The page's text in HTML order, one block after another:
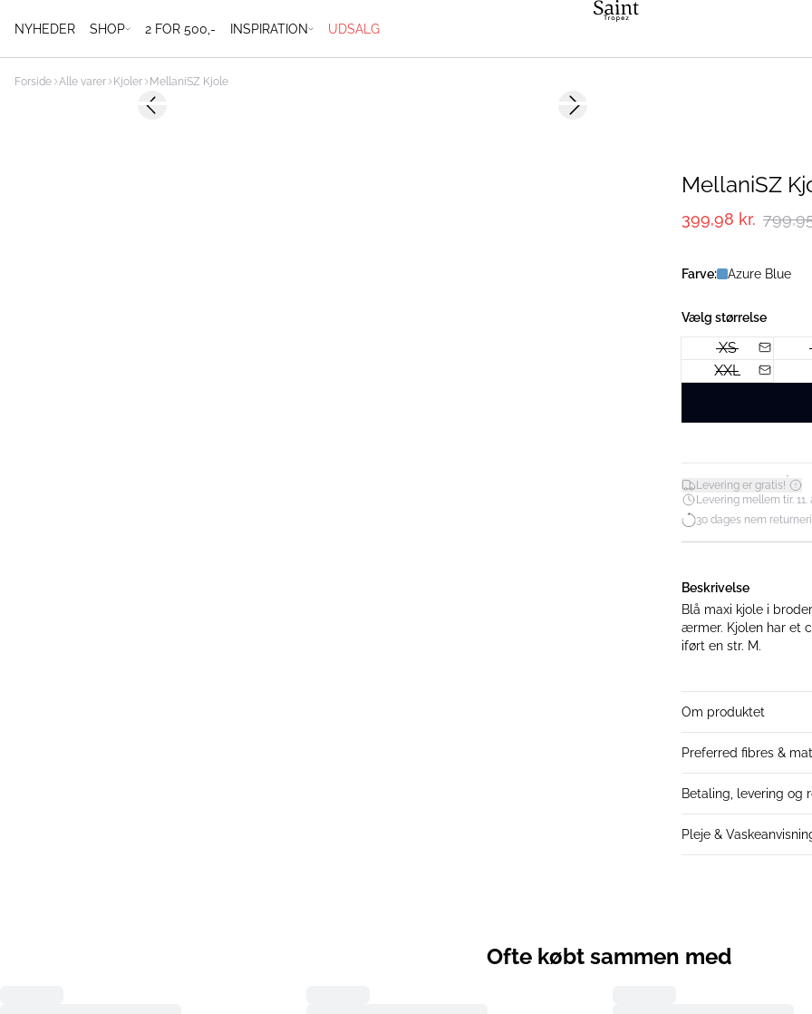
NYHEDER SHOP 2 FOR 500,- INSPIRATION UDSALG
Forside Alle varer Kjoler MellaniSZ Kjole
-50%Previous slide Next slide
MellaniSZ
399,98 kr.
Farve: Azure Blue
Vælg størrelse
XS
XXL
Levering er gratis!*
Levering mellem tir. 11.
30 dages nem
Beskrivelse
Blå maxi kjole i
ærmer. Kjolen har et casual
iført en str. M.
Om produktet
Preferred fibres &
Betaling, levering og
Pleje &
Ofte købt sammen med